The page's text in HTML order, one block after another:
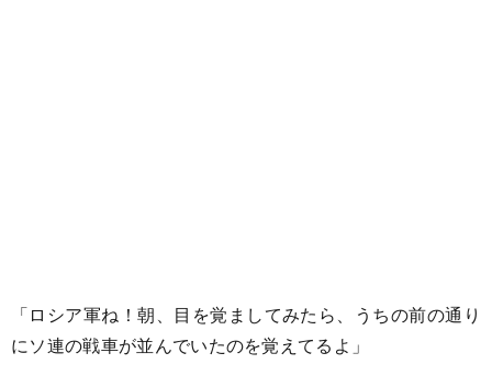
「ロシア軍ね！朝、目を覚ましてみたら、うちの前の通り
にソ連の戦車が並んでいたのを覚えてるよ」